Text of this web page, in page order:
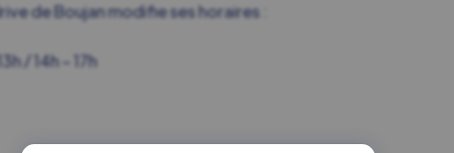
de Boujan modifie ses horaires :
/ 14h – 17h